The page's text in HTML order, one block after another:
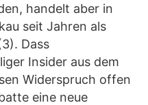
handelt aber in
seit Jahren als
Dass
Insider aus dem
Widerspruch offen
eine neue